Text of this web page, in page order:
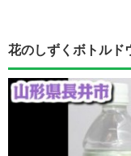
花のしずくボトルド